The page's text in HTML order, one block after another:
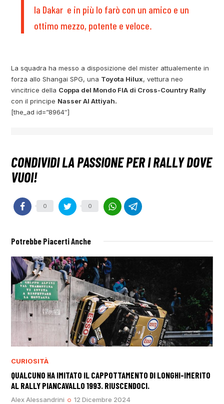
la Dakar e in più lo farò con un amico e un
ottimo mezzo, potente e veloce.
La squadra ha messo a disposizione del mister attualemente in
forza allo Shangai SPG, una Toyota Hilux, vettura neo
vincitrice della Coppa del Mondo FIA di Cross-Country Rally
con il principe Nasser Al Attiyah.
[the_ad id=”8964″]
0 0
Potrebbe Piacerti Anche
CURIOSITÀ
QUALCUNO HA IMITATO IL CAPPOTTAMENTO DI LONGHI-IMERITO
AL RALLY PIANCAVALLO 1993. RIUSCENDOCI.
Alex Alessandrini 12 Dicembre 2024